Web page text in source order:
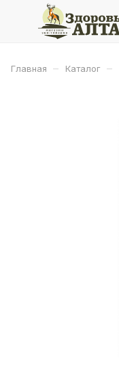
Главная – Каталог –